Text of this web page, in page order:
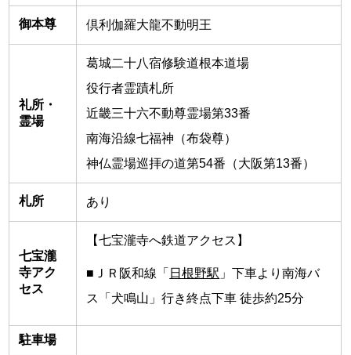
御本尊 倶利伽羅大龍不動明王
礼所・
霊場
葛城二十八宿修験道根本道場
役行者霊蹟札所
近畿三十六不動尊霊場第33番
南海沿線七福神（布袋尊）
神仏霊場巡拝の道第54番（大阪第13番）
札所 あり
七宝瀧
寺アク
セス
【七宝瀧寺へ鉄道アクセス】
■ＪＲ阪和線「 日根野駅 」下車より南海バ
ス「犬鳴山」行き終点下車 徒歩約25分
駐車場